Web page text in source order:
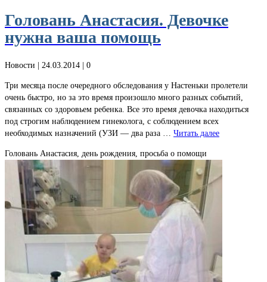
Головань Анастасия. Девочке
нужна ваша помощь
Новости | 24.03.2014 | 0
Три месяца после очередного обследования у Настеньки пролетели
очень быстро, но за это время произошло много разных событий,
связанных со здоровьем ребенка. Все это время девочка находиться
под строгим наблюдением гинеколога, с соблюдением всех
необходимых назначений (УЗИ — два раза … Читать далее
Головань Анастасия, день рождения, просьба о помощи